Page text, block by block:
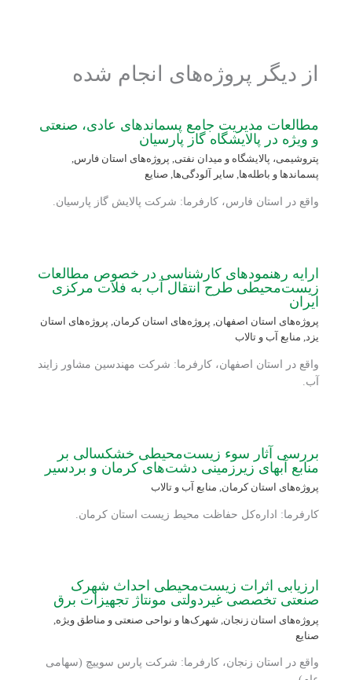
از دیگر پروژه‌های انجام شده
مطالعات مدیریت جامع پسماندهای عادی، صنعتی
و ویژه در پالایشگاه گاز پارسیان
پتروشیمی، پالایشگاه و میدان نفتی, پروژه‌های استان فارس,
پسماندها و باطله‌ها, سایر آلودگی‌ها, صنایع
واقع در استان فارس، کارفرما: شرکت پالایش گاز پارسیان.
ارایه رهنمودهای کارشناسی در خصوص مطالعات
زیست‌محیطی طرح انتقال آب به فلات مرکزی
ایران
پروژه‌های استان اصفهان, پروژه‌های استان کرمان, پروژه‌های استان
یزد, منابع آب و تالاب
واقع در استان اصفهان، کارفرما: شرکت مهندسین مشاور زایند
آب.
بررسی آثار سوء زیست‌محیطی خشکسالی بر
منابع آبهای زیرزمینی دشت‌های کرمان و بردسیر
پروژه‌های استان کرمان, منابع آب و تالاب
کارفرما: اداره‌کل حفاظت محیط زیست استان کرمان.
ارزیابی اثرات زیست‌محیطی احداث شهرک
صنعتی تخصصی غیردولتی مونتاژ تجهیزات برق
پروژه‌های استان زنجان شهرک‌ها و نواحی صنعتی و مناطق ویژه
صنایع
واقع در استان زنجان، کارفرما: شرکت پارس سوییچ (سهامی